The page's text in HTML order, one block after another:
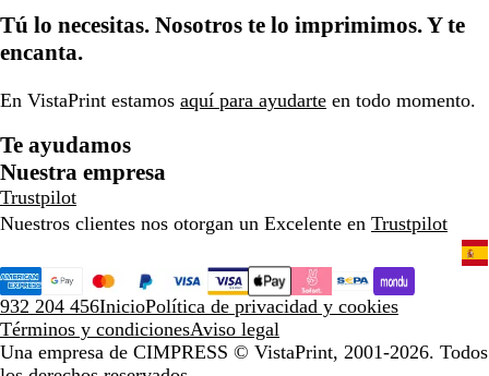
lala la
Tú lo necesitas. Nosotros te lo imprimimos. Y te
encanta.
En VistaPrint estamos aquí para ayudarte en todo momento.
Te ayudamos
Nuestra empresa
Trustpilot
Nuestros clientes nos otorgan un Excelente en Trustpilot
932 204 456InicioPolítica de privacidad y cookies
Términos y condicionesAviso legal
Una empresa de CIMPRESS © VistaPrint, 2001-2026. Todos